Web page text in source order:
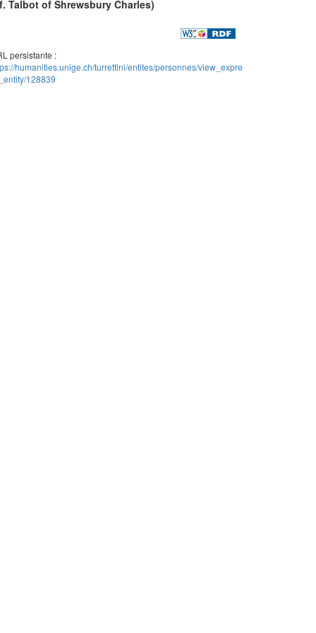
Talbot of Shrewsbury Charles)
persistante :
humanities.unige.ch/turrettini/entites/personnes/view_expre
128839